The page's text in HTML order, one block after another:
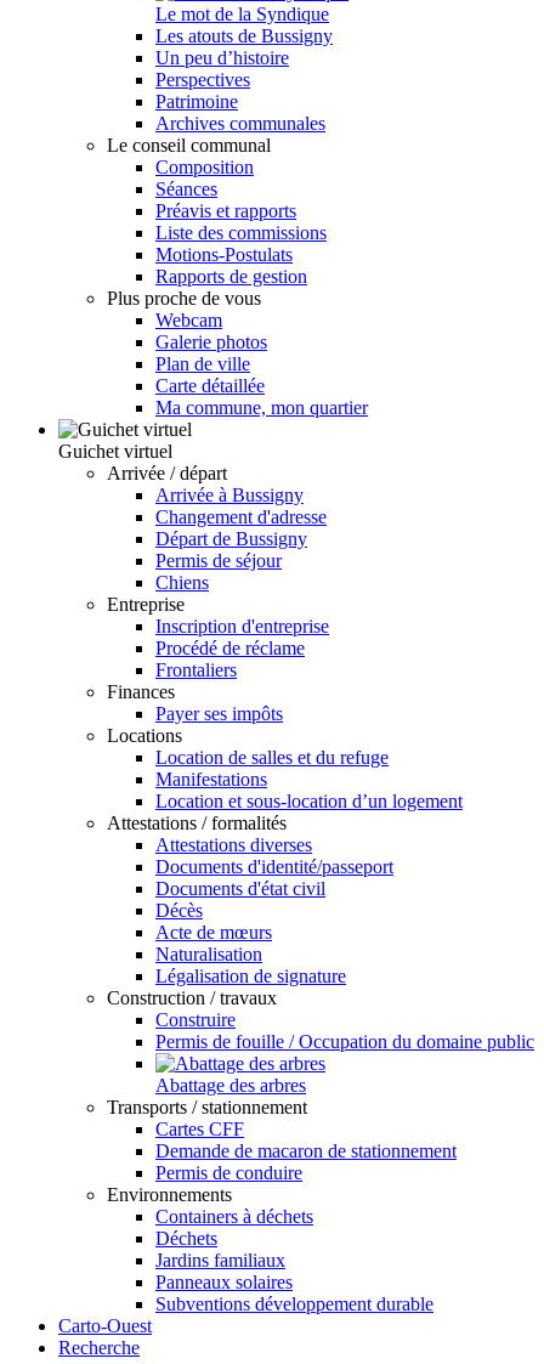
Le mot de la Syndique
Les atouts de Bussigny
Un peu d’histoire
Perspectives
Patrimoine
Archives communales
Le conseil communal
Composition
Séances
Préavis et rapports
Liste des commissions
Motions-Postulats
Rapports de gestion
Plus proche de vous
Webcam
Galerie photos
Plan de ville
Carte détaillée
Ma commune, mon quartier
Guichet virtuel
Arrivée / départ
Arrivée à Bussigny
Changement d'adresse
Départ de Bussigny
Permis de séjour
Chiens
Entreprise
Inscription d'entreprise
Procédé de réclame
Frontaliers
Finances
Payer ses impôts
Locations
Location de salles et du refuge
Manifestations
Location et sous-location d’un logement
Attestations / formalités
Attestations diverses
Documents d'identité/passeport
Documents d'état civil
Décès
Acte de mœurs
Naturalisation
Légalisation de signature
Construction / travaux
Construire
Permis de fouille / Occupation du domaine public
Abattage des arbres
Transports / stationnement
Cartes CFF
Demande de macaron de stationnement
Permis de conduire
Environnements
Containers à déchets
Déchets
Jardins familiaux
Panneaux solaires
Subventions développement durable
Carto-Ouest
Recherche